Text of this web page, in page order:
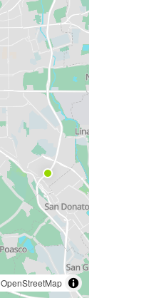
OpenStreetMap